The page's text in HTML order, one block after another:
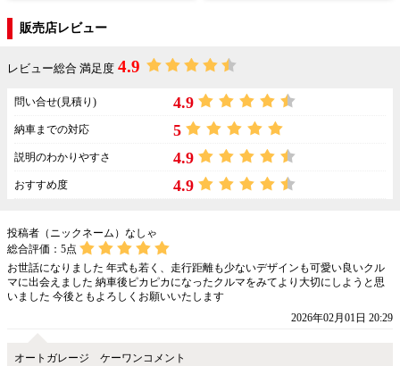
販売店レビュー
レビュー総合 満足度 4.9
問い合せ(見積り) 4.9
納車までの対応 5
説明のわかりやすさ 4.9
おすすめ度 4.9
投稿者（ニックネーム）なしゃ
総合評価： 5点
お世話になりました 年式も若く、走行距離も少ないデザインも可愛い良いクル
マに出会えました 納車後ピカピカになったクルマをみてより大切にしようと思
いました 今後ともよろしくお願いいたします
2026年02月01日 20:29
オートガレージ ケーワンコメント